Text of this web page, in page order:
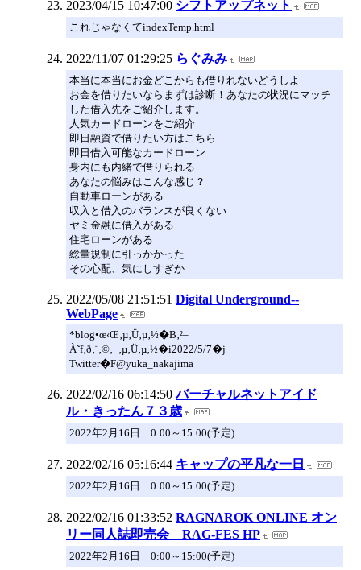
2023/04/15 10:47:00 シフトアップネット
これじゃなくてindexTemp.html
2022/11/07 01:29:25 らぐみみ
本当に本当にお金どこからも借りれないどうしよ
お金を借りたいならまずは診断！あなたの状況にマッチ
した借入先をご紹介します。
人気カードローンをご紹介
即日融資で借りたい方はこちら
即日借入可能なカードローン
身内にも内緒で借りられる
あなたの悩みはこんな感じ？
自動車ローンがある
収入と借入のバランスが良くない
ヤミ金融に借入がある
住宅ローンがある
総量規制に引っかかった
その心配、気にしすぎか
2022/05/08 21:51:51 Digital Underground--
WebPage
*blog•œ‹Œ‚µ‚Ü‚µ‚½�B‚²–
À˜f‚ð‚¨‚©‚¯‚µ‚Ü‚µ‚½�i2022/5/7�j
Twitter�F@yuka_nakajima
2022/02/16 06:14:50 バーチャルネットアイド
ル・きったん７３歳
2022年2月16日 0:00～15:00(予定)
2022/02/16 05:16:44 キャップの平凡な一日
2022年2月16日 0:00～15:00(予定)
2022/02/16 01:33:52 RAGNAROK ONLINE オン
リー同人誌即売会 RAG-FES HP
2022年2月16日 0:00～15:00(予定)